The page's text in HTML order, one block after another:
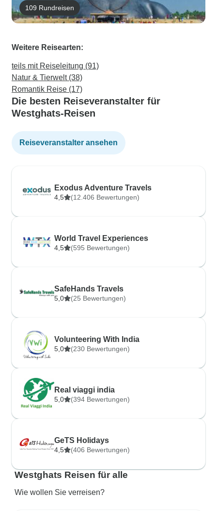
109 Rundreisen
Weitere Reisearten:
teils mit Reiseleitung (91)
Natur & Tierwelt (38)
Romantik Reise (17)
Die besten Reiseveranstalter für
Westghats-Reisen
Reiseveranstalter ansehen
Exodus Adventure Travels
4,5 (12.406 Bewertungen)
World Travel Experiences
4,5 (595 Bewertungen)
SafeHands Travels
5,0 (25 Bewertungen)
Volunteering With India
5,0 (230 Bewertungen)
Real viaggi india
5,0 (394 Bewertungen)
GeTS Holidays
4,5 (406 Bewertungen)
Westghats Reisen für alle
Wie wollen Sie verreisen?